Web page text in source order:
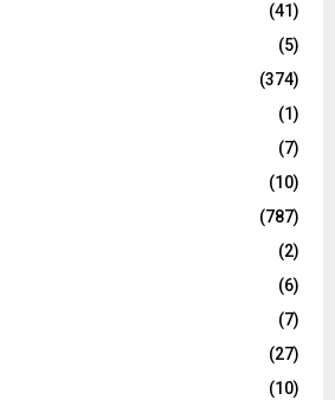
(41)
(5)
(374)
(1)
(7)
(10)
(787)
(2)
(6)
(7)
(27)
(10)